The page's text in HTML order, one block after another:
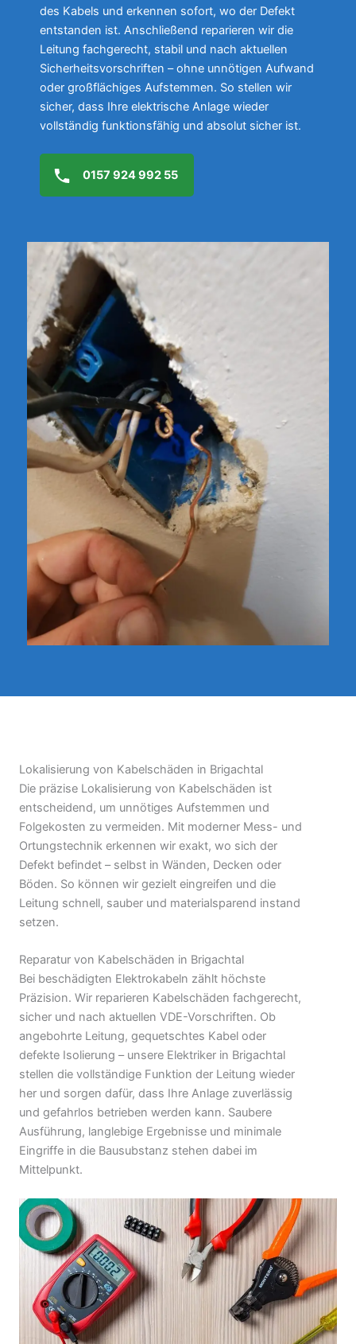
des Kabels und erkennen sofort, wo der Defekt
entstanden ist. Anschließend reparieren wir die
Leitung fachgerecht, stabil und nach aktuellen
Sicherheitsvorschriften – ohne unnötigen Aufwand
oder großflächiges Aufstemmen. So stellen wir
sicher, dass Ihre elektrische Anlage wieder
vollständig funktionsfähig und absolut sicher ist.
0157 924 992 55
Lokalisierung von Kabelschäden in Brigachtal
Die präzise Lokalisierung von Kabelschäden ist
entscheidend, um unnötiges Aufstemmen und
Folgekosten zu vermeiden. Mit moderner Mess- und
Ortungstechnik erkennen wir exakt, wo sich der
Defekt befindet – selbst in Wänden, Decken oder
Böden. So können wir gezielt eingreifen und die
Leitung schnell, sauber und materialsparend instand
setzen.
Reparatur von Kabelschäden in Brigachtal
Bei beschädigten Elektrokabeln zählt höchste
Präzision. Wir reparieren Kabelschäden fachgerecht,
sicher und nach aktuellen VDE-Vorschriften. Ob
angebohrte Leitung, gequetschtes Kabel oder
defekte Isolierung – unsere Elektriker in Brigachtal
stellen die vollständige Funktion der Leitung wieder
her und sorgen dafür, dass Ihre Anlage zuverlässig
und gefahrlos betrieben werden kann. Saubere
Ausführung, langlebige Ergebnisse und minimale
Eingriffe in die Bausubstanz stehen dabei im
Mittelpunkt.